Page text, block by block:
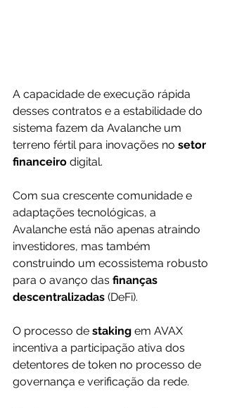
A capacidade de execução rápida
desses contratos e a estabilidade do
sistema fazem da Avalanche um
terreno fértil para inovações no setor
financeiro digital.
Com sua crescente comunidade e
adaptações tecnológicas, a
Avalanche está não apenas atraindo
investidores, mas também
construindo um ecossistema robusto
para o avanço das finanças
descentralizadas (DeFi).
O processo de staking em AVAX
incentiva a participação ativa dos
detentores de token no processo de
governança e verificação da rede.